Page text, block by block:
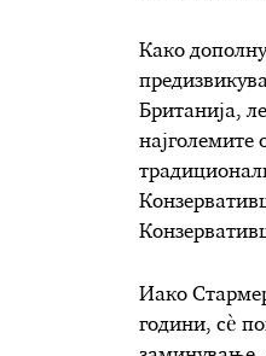
Како
Британија,
најголемите
Иако
години, сè